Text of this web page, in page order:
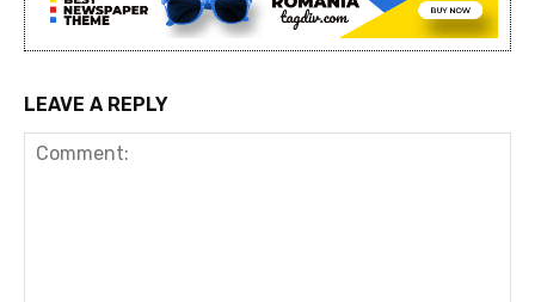
LEAVE A REPLY